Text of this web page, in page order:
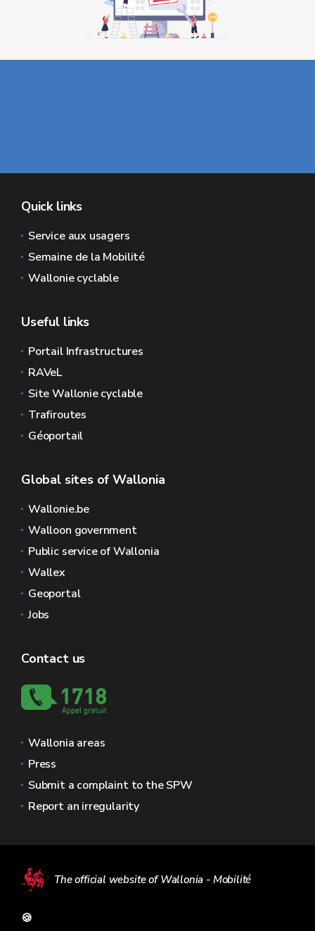
Quick links
Service aux usagers
Semaine de la Mobilité
Wallonie cyclable
Useful links
Portail Infrastructures
RAVeL
Site Wallonie cyclable
Trafiroutes
Géoportail
Global sites of Wallonia
Wallonie.be
Walloon government
Public service of Wallonia
Wallex
Geoportal
Jobs
Contact us
Wallonia areas
Press
Submit a complaint to the SPW
Report an irregularity
The official website of Wallonia - Mobilité
🍪